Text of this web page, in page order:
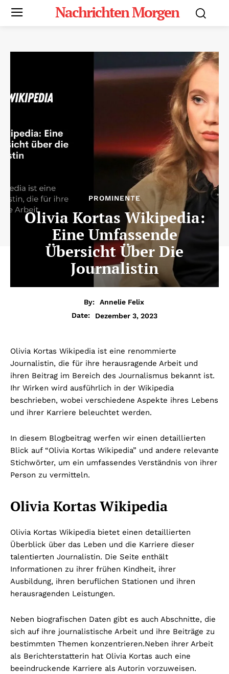
Nachrichten Morgen
PROMINENTE
Olivia Kortas Wikipedia:
Eine Umfassende
Übersicht Über Die
Journalistin
By:
Annelie Felix
Date:
Dezember 3, 2023
Olivia Kortas Wikipedia ist eine renommierte
Journalistin, die für ihre herausragende Arbeit und
ihren Beitrag im Bereich des Journalismus bekannt ist.
Ihr Wirken wird ausführlich in der Wikipedia
beschrieben, wobei verschiedene Aspekte ihres Lebens
und ihrer Karriere beleuchtet werden.
In diesem Blogbeitrag werfen wir einen detaillierten
Blick auf “Olivia Kortas Wikipedia” und andere relevante
Stichwörter, um ein umfassendes Verständnis von ihrer
Person zu vermitteln.
Olivia Kortas Wikipedia
Olivia Kortas Wikipedia bietet einen detaillierten
Überblick über das Leben und die Karriere dieser
talentierten Journalistin. Die Seite enthält
Informationen zu ihrer frühen Kindheit, ihrer
Ausbildung, ihren beruflichen Stationen und ihren
herausragenden Leistungen.
Neben biografischen Daten gibt es auch Abschnitte, die
sich auf ihre journalistische Arbeit und ihre Beiträge zu
bestimmten Themen konzentrieren.Neben ihrer Arbeit
als Berichterstatterin hat Olivia Kortas auch eine
beeindruckende Karriere als Autorin vorzuweisen.